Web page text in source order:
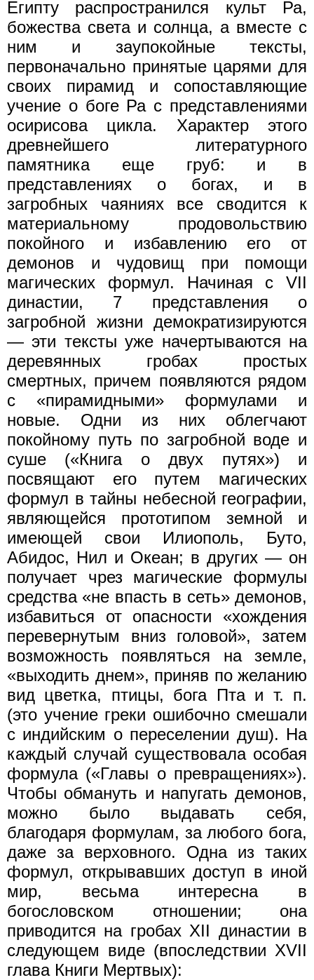
Египту распространился культ Ра,
божества света и солнца, а вместе с
ним и заупокойные тексты,
первоначально принятые царями для
своих пирамид и сопоставляющие
учение о боге Ра с представлениями
осирисова цикла. Характер этого
древнейшего литературного
памятника еще груб: и в
представлениях о богах, и в
загробных чаяниях все сводится к
материальному продовольствию
покойного и избавлению его от
демонов и чудовищ при помощи
магических формул. Начиная с VII
династии, 7 представления о
загробной жизни демократизируются
— эти тексты уже начертываются на
деревянных гробах простых
смертных, причем появляются рядом
с «пирамидными» формулами и
новые. Одни из них облегчают
покойному путь по загробной воде и
суше («Книга о двух путях») и
посвящают его путем магических
формул в тайны небесной географии,
являющейся прототипом земной и
имеющей свои Илиополь, Буто,
Абидос, Нил и Океан; в других — он
получает чрез магические формулы
средства «не впасть в сеть» демонов,
избавиться от опасности «хождения
перевернутым вниз головой», затем
возможность появляться на земле,
«выходить днем», приняв по желанию
вид цветка, птицы, бога Пта и т. п.
(это учение греки ошибочно смешали
с индийским о переселении душ). На
каждый случай существовала особая
формула («Главы о превращениях»).
Чтобы обмануть и напугать демонов,
можно было выдавать себя,
благодаря формулам, за любого бога,
даже за верховного. Одна из таких
формул, открывавших доступ в иной
мир, весьма интересна в
богословском отношении; она
приводится на гробах XII династии в
следующем виде (впоследствии XVII
глава Книги Мертвых):